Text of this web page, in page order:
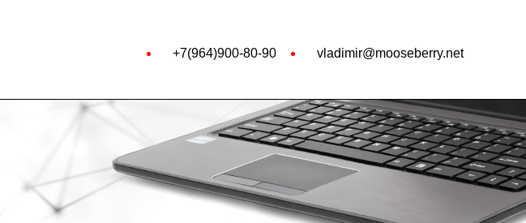
+7(964)900-80-90 vladimir@mooseberry.net